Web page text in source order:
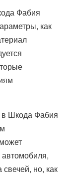
Фабия
как
в Шкода Фабия
автомобиля,
но, как